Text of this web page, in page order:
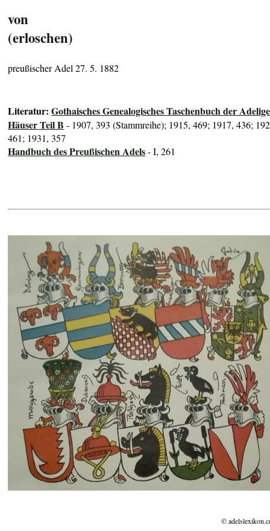
von
(erloschen)
preußischer Adel 27. 5. 1882
Literatur:Gothaisches Genealogisches Taschenbuch der
Häuser Teil B - 1907, 393 (Stammreihe); 1915, 469; 1917, 436;
461; 1931, 357
Handbuch des Preußischen Adels- I, 261
©